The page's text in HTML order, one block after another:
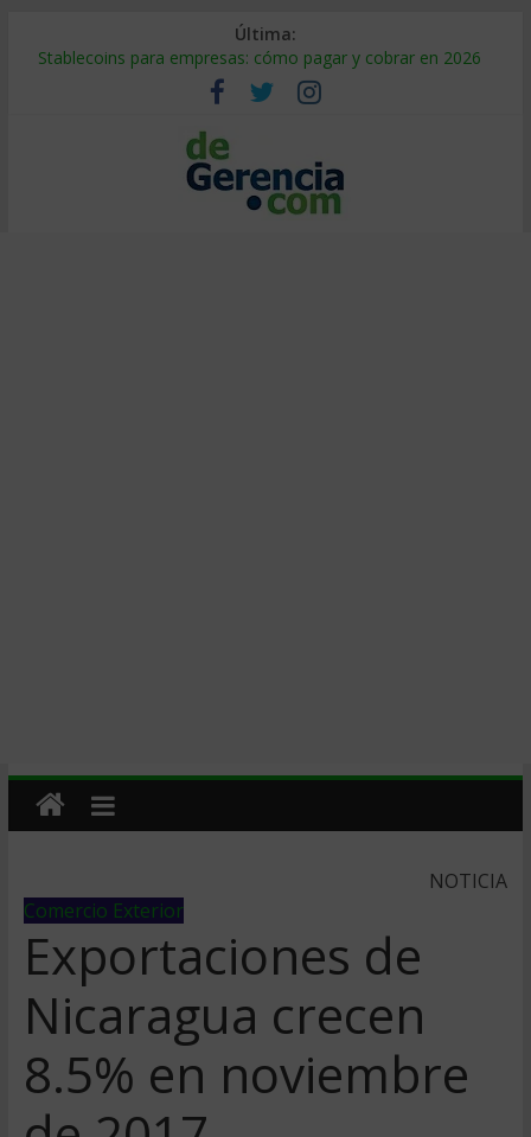
Última:
Stablecoins para empresas: cómo pagar y cobrar en 2026
Despido silencioso: qué es y por qué sale tan caro
IA en selección de personal: cómo auditarla a tiempo
Trabajo forzoso en la cadena de suministro: qué hacer
Mercado hispano de EE. UU.: cómo segmentarlo y venderle
NOTICIA
Comercio Exterior
Exportaciones de
Nicaragua crecen
8.5% en noviembre